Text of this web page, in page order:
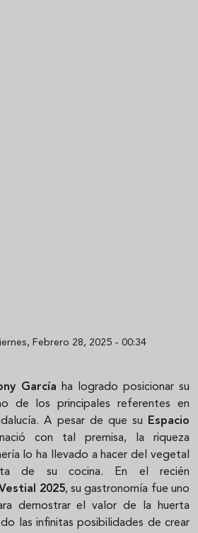
Febrero 28, 2025 - 00:34
García
ha logrado posicionar su
de los principales referentes en
A pesar de que su
Espacio
con tal premisa, la riqueza
lo ha llevado a hacer del vegetal
de su cocina. En el recién
2025, su gastronomía fue uno
demostrar el valor de la huerta
las infinitas posibilidades de crear